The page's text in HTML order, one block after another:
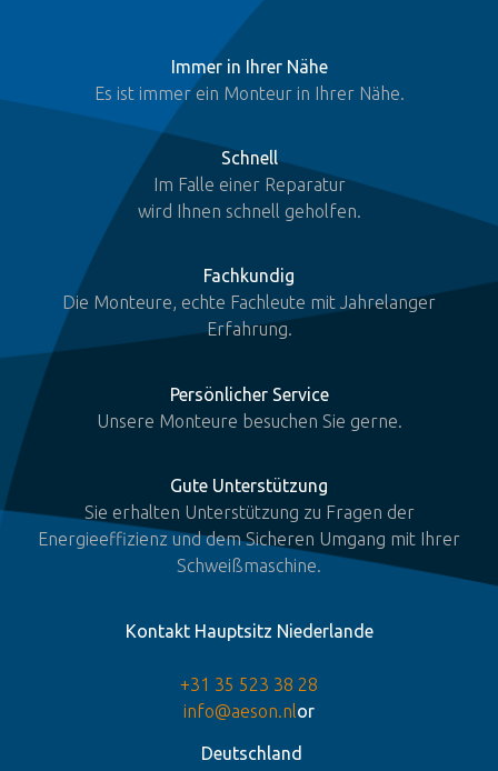
Immer in Ihrer Nähe
Es ist immer ein Monteur in Ihrer Nähe.
Schnell
Im Falle einer Reparatur
wird Ihnen schnell geholfen.
Fachkundig
Die Monteure, echte Fachleute mit Jahrelanger
Erfahrung.
Persönlicher Service
Unsere Monteure besuchen Sie gerne.
Gute Unterstützung
Sie erhalten Unterstützung zu Fragen der
Energieeffizienz und dem Sicheren Umgang mit Ihrer
Schweißmaschine.
Kontakt Hauptsitz Niederlande
+31 35 523 38 28
info@aeson.nl or
Deutschland